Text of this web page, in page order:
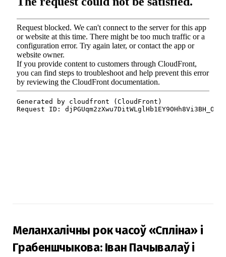
Меланхалічны рок часоў «Спліна» і
Грабеншчыкова: Іван Пачывалаў і